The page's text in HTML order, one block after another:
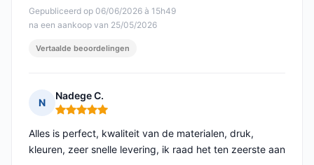
Gepubliceerd op 06/06/2026 à 15h49
na een aankoop van 25/05/2026
Vertaalde beoordelingen
N
Nadege C.
Opmerking: 5 van 5
Alles is perfect, kwaliteit van de materialen, druk,
kleuren, zeer snelle levering, ik raad het ten zeerste aan